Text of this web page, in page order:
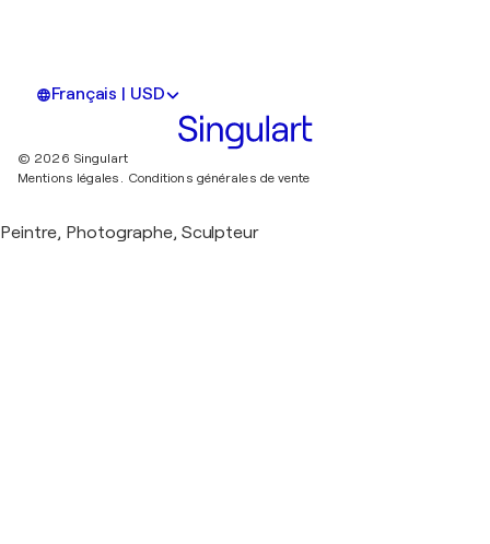
Français | USD
© 2026 Singulart
Mentions légales. Conditions générales de vente
Peintre, Photographe, Sculpteur